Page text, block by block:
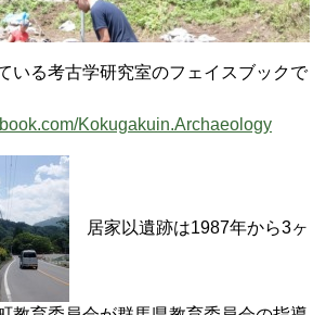
いる考古学研究室のフェイスブックで
Kokugakuin.Archaeology
居家以遺跡は1987年から3ヶ